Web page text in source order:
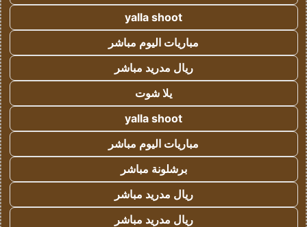
yalla shoot
مباريات اليوم مباشر
ريال مدريد مباشر
يلا شوت
yalla shoot
مباريات اليوم مباشر
برشلونة مباشر
ريال مدريد مباشر
ريال مدريد مباشر